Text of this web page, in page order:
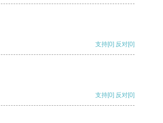
支持[0] 反对[0]
支持[0] 反对[0]